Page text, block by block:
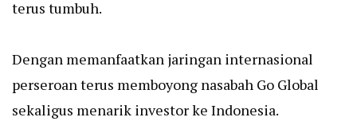
terus tumbuh.
Dengan memanfaatkan jaringan internasional
perseroan terus memboyong nasabah Go Global
sekaligus menarik investor ke Indonesia.